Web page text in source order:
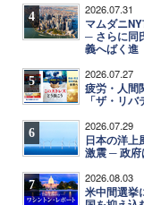
4 2026.07.31
マムダニ
─ さらに同
義へばく進
5 2026.07.27
疲労・人間
「ザ・リ
6 2026.07.29
日本の洋上
激震 ─ 政府
7 2026.08.03
米中間選挙